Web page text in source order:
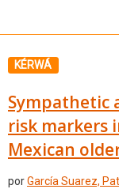
KÉRWÁ
Sympathetic
risk markers
Mexican
porGarcía Suarez,